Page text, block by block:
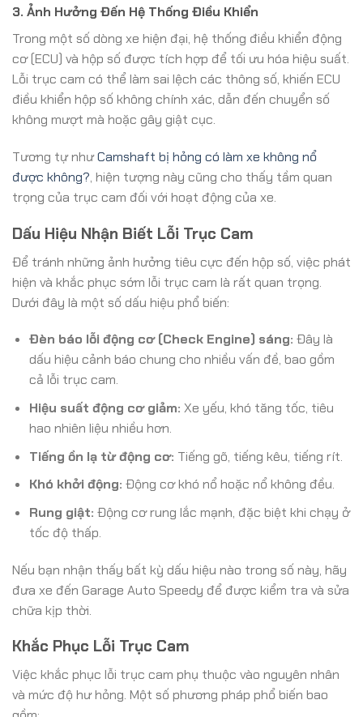
3. Ảnh Hưởng Đến Hệ Thống Điều Khiển
Trong một số dòng xe hiện đại, hệ thống điều khiển động
cơ (ECU) và hộp số được tích hợp để tối ưu hóa hiệu suất.
Lỗi trục cam có thể làm sai lệch các thông số, khiến ECU
điều khiển hộp số không chính xác, dẫn đến chuyển số
không mượt mà hoặc gây giật cục.
Tương tự nhưCamshaft bị hỏng có làm xe không nổ
được không?, hiện tượng này cũng cho thấy tầm quan
trọng của trục cam đối với hoạt động của xe.
Dấu Hiệu Nhận Biết Lỗi Trục Cam
Để tránh những ảnh hưởng tiêu cực đến hộp số, việc phát
hiện và khắc phục sớm lỗi trục cam là rất quan trọng.
Dưới đây là một số dấu hiệu phổ biến:
Đèn báo lỗi động cơ (Check Engine) sáng: Đây là
dấu hiệu cảnh báo chung cho nhiều vấn đề, bao gồm
cả lỗi trục cam.
Hiệu suất động cơ giảm: Xe yếu, khó tăng tốc, tiêu
hao nhiên liệu nhiều hơn.
Tiếng ồn lạ từ động cơ: Tiếng gõ, tiếng kêu, tiếng rít.
Khó khởi động: Động cơ khó nổ hoặc nổ không đều.
Rung giật: Động cơ rung lắc mạnh, đặc biệt khi chạy ở
tốc độ thấp.
Nếu bạn nhận thấy bất kỳ dấu hiệu nào trong số này, hãy
đưa xe đến Garage Auto Speedy để được kiểm tra và sửa
chữa kịp thời.
Khắc Phục Lỗi Trục Cam
Việc khắc phục lỗi trục cam phụ thuộc vào nguyên nhân
và mức độ hư hỏng. Một số phương pháp phổ biến bao